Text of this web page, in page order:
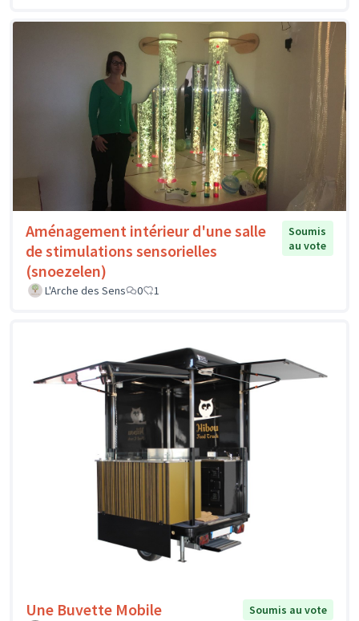
Aménagement intérieur d'une salle
de stimulations sensorielles
(snoezelen)
Soumis
au vote
L'Arche des Sens 0 1
Une Buvette Mobile
Soumis au vote